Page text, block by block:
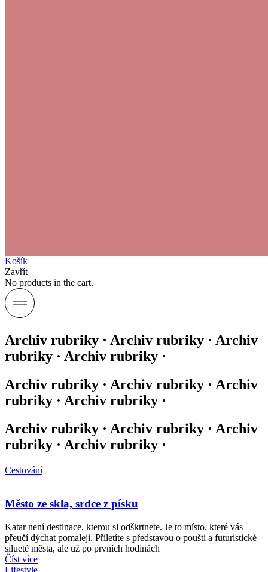
Košík
Zavřít
No products in the cart.
Archiv rubriky · Archiv rubriky · Archiv
rubriky · Archiv rubriky ·
Archiv rubriky · Archiv rubriky · Archiv
rubriky · Archiv rubriky ·
Archiv rubriky · Archiv rubriky · Archiv
rubriky · Archiv rubriky ·
Cestování
Město ze skla, srdce z písku
Katar není destinace, kterou si odškrtnete. Je to místo, které vás
přeučí dýchat pomaleji. Přiletíte s představou o poušti a futuristické
siluetě města, ale už po prvních hodinách
Číst více
Lifestyle